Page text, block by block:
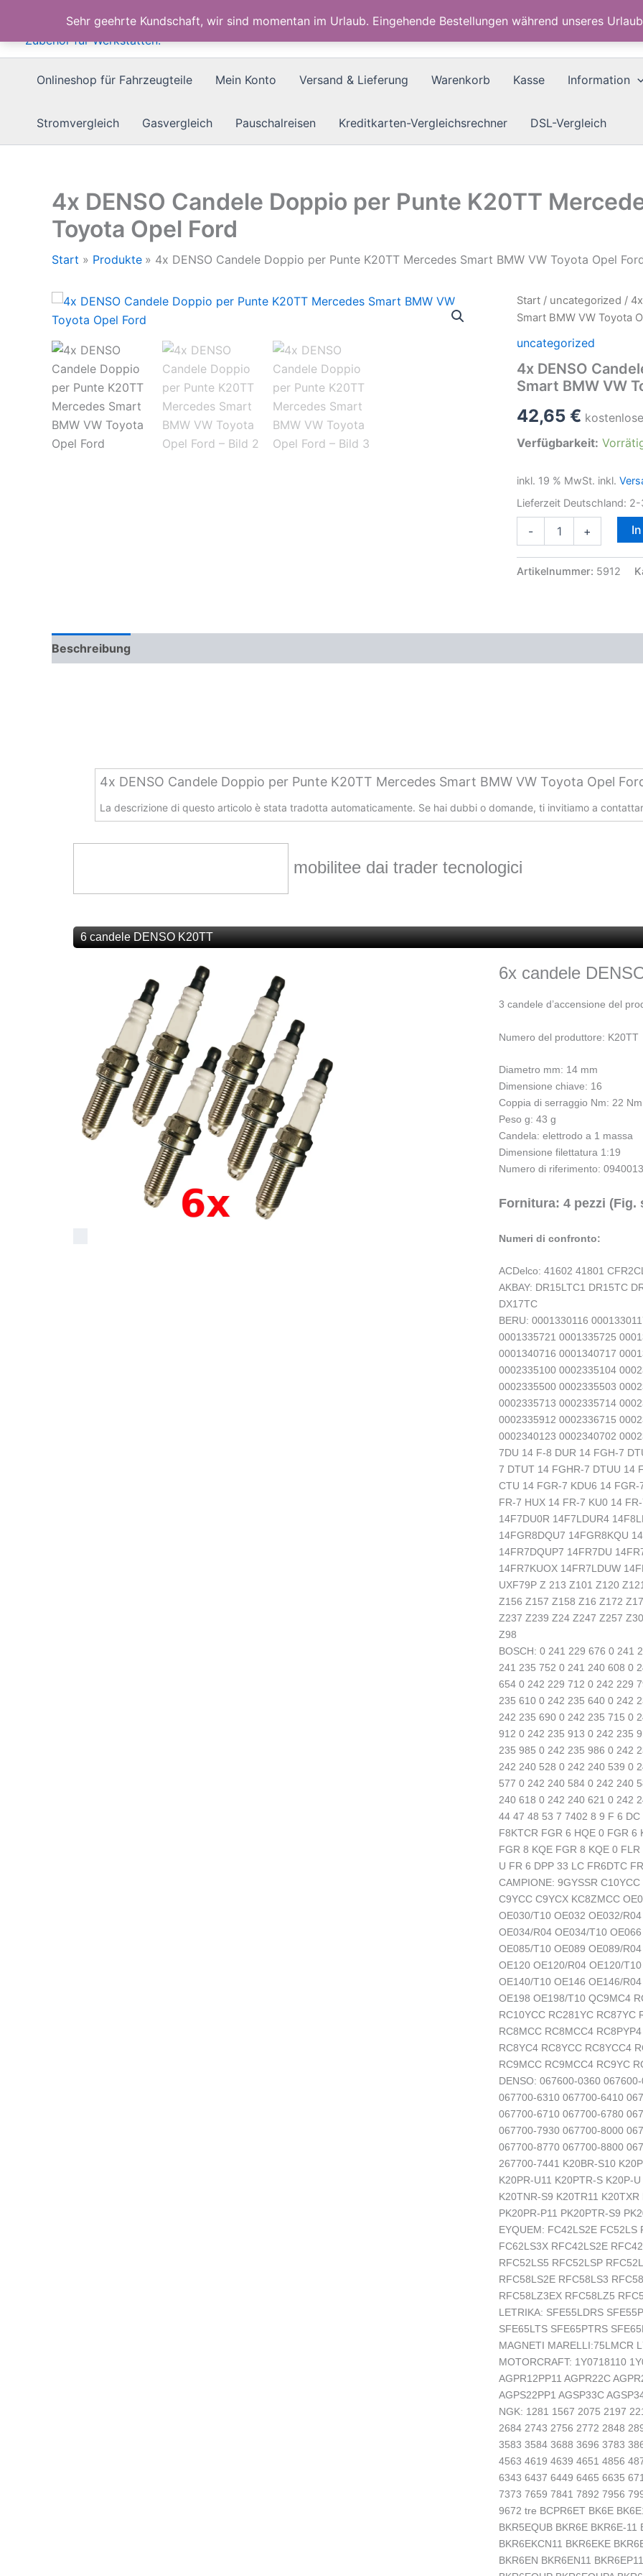
Sehr geehrte Kundschaft, wir sind momentan im Urlaub. Eingehende Bestellungen während unseres
springen
Onlineshop für Fahrzeugteile Mein Konto Versand & Lieferung Warenkorb Kasse Information
Stromvergleich Gasvergleich Pauschalreisen Kreditkarten-Vergleichsrechner DSL-Vergleich
4x DENSO Candele Doppio per Punte K20TT
Toyota Opel Ford
Start Produkte 4x DENSO Candele Doppio per Punte K20TT Mercedes Smart BMW VW Toyota Opel
Start / uncategorized /
Smart BMW VW Toyota
uncategorized
4x DENSO
Smart BMW VW
42,65 €
Verfügbarkeit:
inkl. 19 % MwSt. inkl.
Lieferzeit Deutschland: 2-
-
Doppio
VW
+
Artikelnummer: 5912
Beschreibung
4x DENSO Candele Doppio per Punte K20TT Mercedes Smart BMW VW Toyota Opel
La descrizione di questo articolo è stata tradotta automaticamente. Se hai dubbi o domande, ti invitiamo a
mobilitee dai trader tecnologici
6 candele DENSO K20TT
6x candele
3 candele d’accensione del
Numero del produttore: K20TT
Diametro mm: 14 mm
Dimensione chiave: 16
Coppia di serraggio Nm: 22 Nm
Peso g: 43 g
Candela: elettrodo a 1 massa
Dimensione filettatura 1:19
Numero di riferimento: 0940013
Fornitura: 4 pezzi (Fig.
Numeri di confronto:
ACDelco: 41602 41801
AKBAY: DR15LTC1 DR15TC
DX17TC
BERU: 0001330116
0001335721 0001335725
0001340716 0001340717
0002335100 0002335104
0002335500 0002335503
0002335713 0002335714
0002335912 0002336715
0002340123 0002340702
7DU 14 F-8 DUR 14 FGH-7
7 DTUT 14 FGHR-7 DTUU 14
CTU 14 FGR-7 KDU6 14
FR-7 HUX 14 FR-7 KU0 14
14F7DU0R 14F7LDUR4
14FGR8DQU7 14FGR8KQU
14FR7DQUP7 14FR7DU
14FR7KUOX 14FR7LDUW
UXF79P Z 213 Z101 Z120
Z156 Z157 Z158 Z16 Z172
Z237 Z239 Z24 Z247 Z257
Z98
BOSCH: 0 241 229 676 0 241
241 235 752 0 241 240 608 0
654 0 242 229 712 0 242 229
235 610 0 242 235 640 0 242
242 235 690 0 242 235 715 0
912 0 242 235 913 0 242 235
235 985 0 242 235 986 0 242
242 240 528 0 242 240 539 0
577 0 242 240 584 0 242 240
240 618 0 242 240 621 0 242
44 47 48 53 7 7402 8 9 F 6
F8KTCR FGR 6 HQE 0 FGR 6
FGR 8 KQE FGR 8 KQE 0
U FR 6 DPP 33 LC FR6DTC
CAMPIONE: 9GYSSR
C9YCC C9YCX KC8ZMCC
OE030/T10 OE032 OE032/
OE034/R04 OE034/T10
OE085/T10 OE089 OE089/
OE120 OE120/R04 OE120/
OE140/T10 OE146 OE146/
OE198 OE198/T10 QC9MC4
RC10YCC RC281YC RC87YC
RC8MCC RC8MCC4
RC8YC4 RC8YCC RC8YCC4
RC9MCC RC9MCC4 RC9YC
DENSO: 067600-0360
067700-6310 067700-6410
067700-6710 067700-6780
067700-7930 067700-8000
067700-8770 067700-8800
267700-7441 K20BR-S10
K20PR-U11 K20PTR-S K20P-
K20TNR-S9 K20TR11
PK20PR-P11 PK20PTR-S9
EYQUEM: FC42LS2E
FC62LS3X RFC42LS2E
RFC52LS5 RFC52LSP
RFC58LS2E RFC58LS3
RFC58LZ3EX RFC58LZ5
LETRIKA: SFE55LDRS
SFE65LTS SFE65PTRS
MAGNETI MARELLI:75LMCR
MOTORCRAFT: 1Y0718110
AGPR12PP11 AGPR22C
AGPS22PP1 AGSP33C
NGK: 1281 1567 2075 2197
2684 2743 2756 2772 2848
3583 3584 3688 3696 3783
4563 4619 4639 4651 4856
6343 6437 6449 6465 6635
7373 7659 7841 7892 7956
9672 tre BCPR6ET BK6E
BKR5EQUB BKR6E BKR6E-11
BKR6EKCN11 BKR6EKE
BKR6EN BKR6EN11